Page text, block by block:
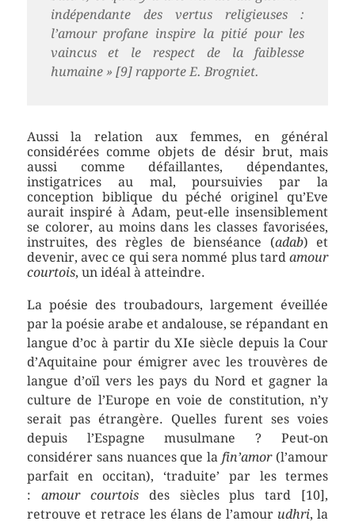
indépendante des vertus religieuses :
l’amour profane inspire la pitié pour les
vaincus et le respect de la faiblesse
humaine » [9] rapporte E. Brogniet.
Aussi la relation aux femmes, en général
considérées comme objets de désir brut, mais
aussi comme défaillantes, dépendantes,
instigatrices au mal, poursuivies par la
conception biblique du péché originel qu’Eve
aurait inspiré à Adam, peut-elle insensiblement
se colorer, au moins dans les classes favorisées,
instruites, des règles de bienséance (adab) et
devenir, avec ce qui sera nommé plus tardamour
courtois, un idéal à atteindre.
La poésie des troubadours, largement éveillée
par la poésie arabe et andalouse, se répandant en
langue d’oc à partir du XIe siècle depuis la Cour
d’Aquitaine pour émigrer avec les trouvères de
langue d’oïl vers les pays du Nord et gagner la
culture de l’Europe en voie de constitution, n’y
serait pas étrangère. Quelles furent ses voies
depuis l’Espagne musulmane ? Peut-on
considérer sans nuances que lafin’amor(l’amour
parfait en occitan), ‘traduite’ par les termes
: amour courtoisdes siècles plus tard [10],
retrouve et retrace les élans de l’amour udhri, la